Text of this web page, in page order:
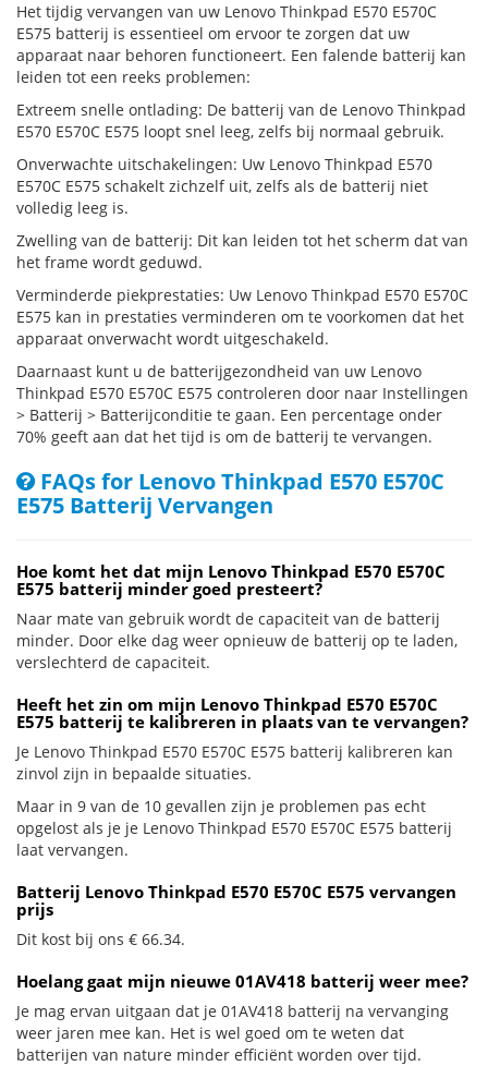
Het tijdig vervangen van uw Lenovo Thinkpad E570 E570C
E575 batterij is essentieel om ervoor te zorgen dat uw
apparaat naar behoren functioneert. Een falende batterij kan
leiden tot een reeks problemen:
Extreem snelle ontlading: De batterij van de Lenovo Thinkpad
E570 E570C E575 loopt snel leeg, zelfs bij normaal gebruik.
Onverwachte uitschakelingen: Uw Lenovo Thinkpad E570
E570C E575 schakelt zichzelf uit, zelfs als de batterij niet
volledig leeg is.
Zwelling van de batterij: Dit kan leiden tot het scherm dat van
het frame wordt geduwd.
Verminderde piekprestaties: Uw Lenovo Thinkpad E570 E570C
E575 kan in prestaties verminderen om te voorkomen dat het
apparaat onverwacht wordt uitgeschakeld.
Daarnaast kunt u de batterijgezondheid van uw Lenovo
Thinkpad E570 E570C E575 controleren door naar Instellingen
> Batterij > Batterijconditie te gaan. Een percentage onder
70% geeft aan dat het tijd is om de batterij te vervangen.
FAQs for Lenovo Thinkpad E570 E570C
E575 Batterij Vervangen
Hoe komt het dat mijn Lenovo Thinkpad E570 E570C
E575 batterij minder goed presteert?
Naar mate van gebruik wordt de capaciteit van de batterij
minder. Door elke dag weer opnieuw de batterij op te laden,
verslechterd de capaciteit.
Heeft het zin om mijn Lenovo Thinkpad E570 E570C
E575 batterij te kalibreren in plaats van te vervangen?
Je Lenovo Thinkpad E570 E570C E575 batterij kalibreren kan
zinvol zijn in bepaalde situaties.
Maar in 9 van de 10 gevallen zijn je problemen pas echt
opgelost als je je Lenovo Thinkpad E570 E570C E575 batterij
laat vervangen.
Batterij Lenovo Thinkpad E570 E570C E575 vervangen
prijs
Dit kost bij ons € 66.34.
Hoelang gaat mijn nieuwe 01AV418 batterij weer mee?
Je mag ervan uitgaan dat je 01AV418 batterij na vervanging
weer jaren mee kan. Het is wel goed om te weten dat
batterijen van nature minder efficiënt worden over tijd.